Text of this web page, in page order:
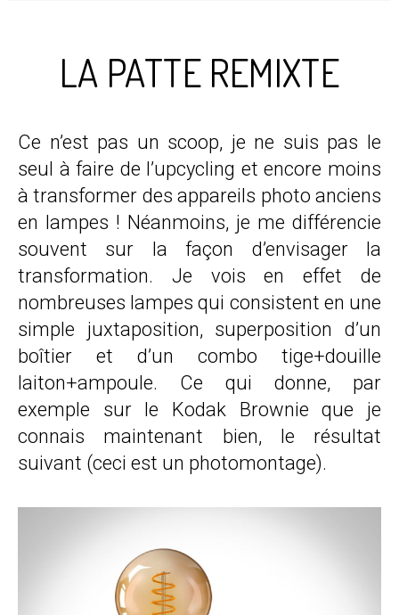
LA PATTE REMIXTE
Ce n’est pas un scoop, je ne suis pas le
seul à faire de l’upcycling et encore moins
à transformer des appareils photo anciens
en lampes ! Néanmoins, je me différencie
souvent sur la façon d’envisager la
transformation. Je vois en effet de
nombreuses lampes qui consistent en une
simple juxtaposition, superposition d’un
boîtier et d’un combo tige+douille
laiton+ampoule. Ce qui donne, par
exemple sur le Kodak Brownie que je
connais maintenant bien, le résultat
suivant (ceci est un photomontage).